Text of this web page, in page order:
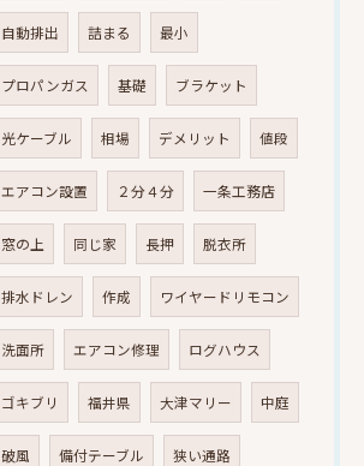
自動排出 詰まる 最小
プロパンガス 基礎 ブラケット
光ケーブル 相場 デメリット 値段
エアコン設置 ２分４分 一条工務店
窓の上 同じ家 長押 脱衣所
排水ドレン 作成 ワイヤードリモコン
洗面所 エアコン修理 ログハウス
ゴキブリ 福井県 大津マリー 中庭
破風 備付テーブル 狭い通路